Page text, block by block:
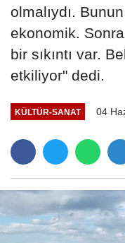
olmalıydı.
ekonomik.
bir sıkıntı var.
etkiliyor" dedi.
KÜLTÜR-SANAT 04